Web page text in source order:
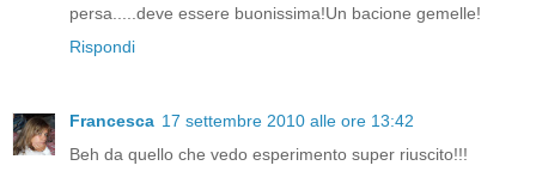
persa.....deve essere buonissima!Un bacione gemelle!
Rispondi
Francesca 17 settembre 2010 alle ore 13:42
Beh da quello che vedo esperimento super riuscito!!!